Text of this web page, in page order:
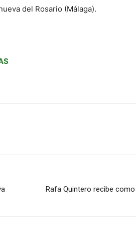
del Rosario (Málaga).
Rafa Quintero recibe como